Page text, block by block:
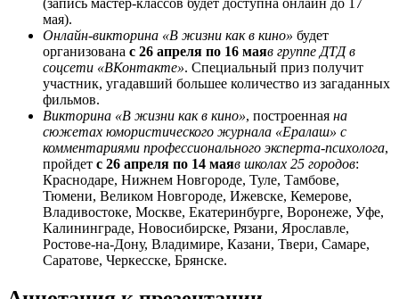
мая).
Онлайн-викторина «В жизни как в кино» будет
организована с 26 апреля по 16 маяв группе ДТД в
соцсети «ВКонтакте». Специальный приз получит
участник, угадавший большее количество из загаданных
фильмов.
Викторина «В жизни как в кино», построенная на
сюжетах юмористического журнала «Ералаш» с
комментариями профессионального эксперта-психолога,
пройдет с 26 апреля по 14 маяв школах 25 городов:
Краснодаре, Нижнем Новгороде, Туле, Тамбове,
Тюмени, Великом Новгороде, Ижевске, Кемерове,
Владивостоке, Москве, Екатеринбурге, Воронеже, Уфе,
Калининграде, Новосибирске, Рязани, Ярославле,
Ростове-на-Дону, Владимире, Казани, Твери, Самаре,
Саратове, Черкесске, Брянске.